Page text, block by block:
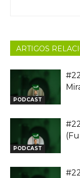
ARTIGOS
PODCAST
PODCAST